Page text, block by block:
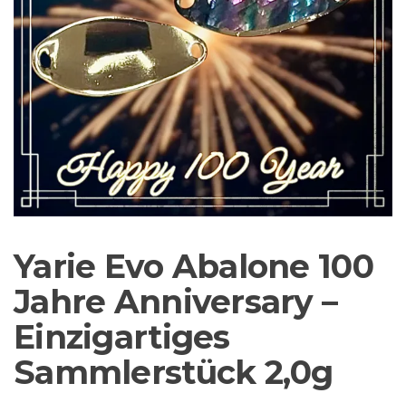
Sortiment Ruten,
Rollen und
Schnüre sowie
Zubehör für das
Brandungsangeln.
Yarie Evo Abalone 100
Jahre Anniversary –
Einzigartiges
Sammlerstück 2,0g